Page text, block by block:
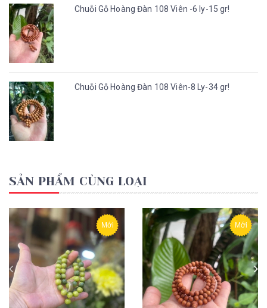
Chuỗi Gỗ Hoàng Đàn 108 Viên -6 ly-15 gr!
Chuỗi Gỗ Hoàng Đàn 108 Viên-8 Ly-34 gr!
SẢN PHẨM CÙNG LOẠI
Mới Mới